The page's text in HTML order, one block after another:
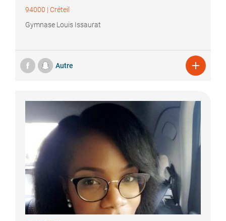
94000 | Créteil
Gymnase Louis Issaurat
Autre 